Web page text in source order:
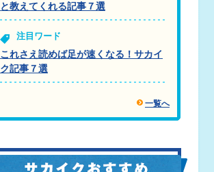
と教えてくれる記事７選
注目ワード
これさえ読めば足が速くなる！サカイ
ク記事７選
一覧へ